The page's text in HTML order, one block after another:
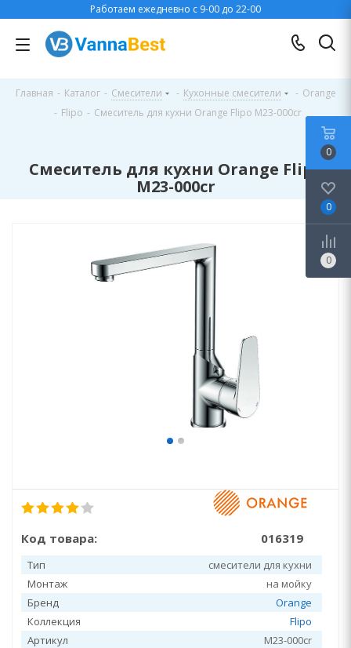
Работаем ежедневно с 9-00 до 22-00
Главная - Каталог - Смесители - Кухонные смесители - Orange
- Flipo - Смеситель для кухни Orange Flipo M23-000cr
Смеситель для кухни Orange Flipo
M23-000cr
Код товара: 016319
Тип
смесители для кухни
Монтаж
на мойку
Бренд
Orange
Коллекция
Flipo
Артикул
M23-000cr
0
0
0